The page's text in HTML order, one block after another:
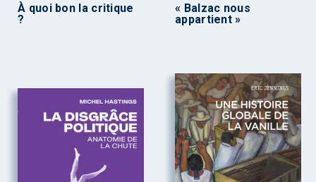
À quoi bon la critique
?
« Balzac nous
appartient »